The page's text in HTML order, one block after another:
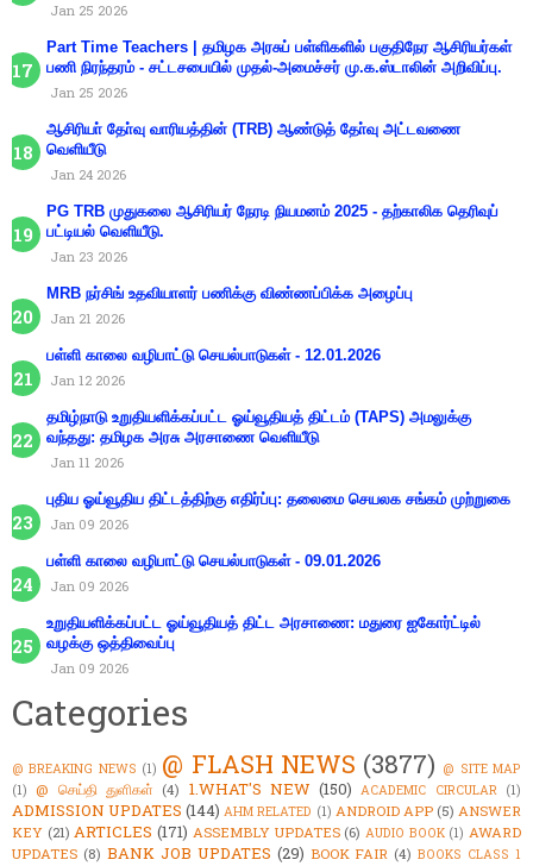
Jan 25 2026
Part Time Teachers | தமிழக அரசுப் பள்ளிகளில் பகுதிநேர ஆசிரியர்கள்
பணி நிரந்தரம் - சட்டசபையில் முதல்-அமைச்சர் மு.க.ஸ்டாலின் அறிவிப்பு.
Jan 25 2026
ஆசிரியா் தோ்வு வாரியத்தின் (TRB) ஆண்டுத் தோ்வு அட்டவணை
வெளியீடு
Jan 24 2026
PG TRB முதுகலை ஆசிரியர் நேரடி நியமனம் 2025 - தற்காலிக தெரிவுப்
பட்டியல் வெளியீடு.
Jan 23 2026
MRB நர்சிங் உதவியாளர் பணிக்கு விண்ணப்பிக்க அழைப்பு
Jan 21 2026
பள்ளி காலை வழிபாட்டு செயல்பாடுகள் - 12.01.2026
Jan 12 2026
தமிழ்நாடு உறுதியளிக்கப்பட்ட ஓய்வூதியத் திட்டம் (TAPS) அமலுக்கு
வந்தது: தமிழக அரசு அரசாணை வெளியீடு
Jan 11 2026
புதிய ஓய்வூதிய திட்டத்திற்கு எதிர்ப்பு: தலைமை செயலக சங்கம் முற்றுகை
Jan 09 2026
பள்ளி காலை வழிபாட்டு செயல்பாடுகள் - 09.01.2026
Jan 09 2026
உறுதியளிக்கப்பட்ட ஓய்வூதியத் திட்ட அரசாணை: மதுரை ஐகோர்ட்டில்
வழக்கு ஒத்திவைப்பு
Jan 09 2026
Categories
@ BREAKING NEWS (1) @ FLASH NEWS (3877) @ SITE MAP
(1) @ செய்தி துளிகள் (4) 1.WHAT'S NEW (150) ACADEMIC CIRCULAR (1)
ADMISSION UPDATES (144) AHM RELATED (1) ANDROID APP (5) ANSWER
KEY (21) ARTICLES (171) ASSEMBLY UPDATES (6) AUDIO BOOK (1) AWARD
UPDATES (8) BANK JOB UPDATES (29) BOOK FAIR (4) BOOKS CLASS 1